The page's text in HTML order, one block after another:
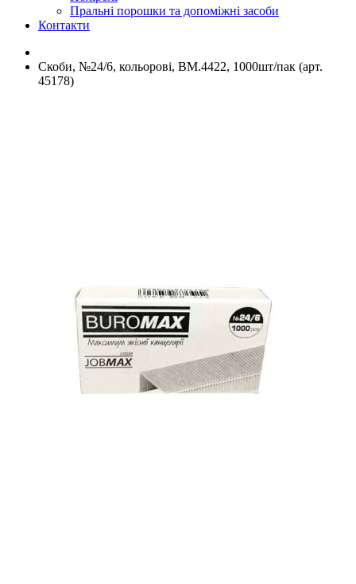
Пральні порошки та допоміжні засоби
Контакти
Скоби, №24/6, кольорові, ВМ.4422, 1000шт/пак (арт.
45178)